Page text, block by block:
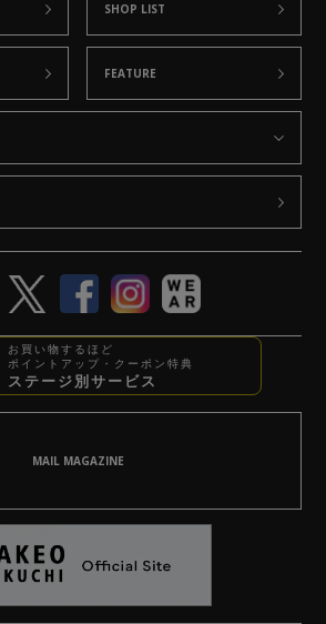
SHOP LIST
FEATURE
お買い物するほど
ポイントアップ・クーポン特典
ステージ別サービス
MAIL MAGAZINE